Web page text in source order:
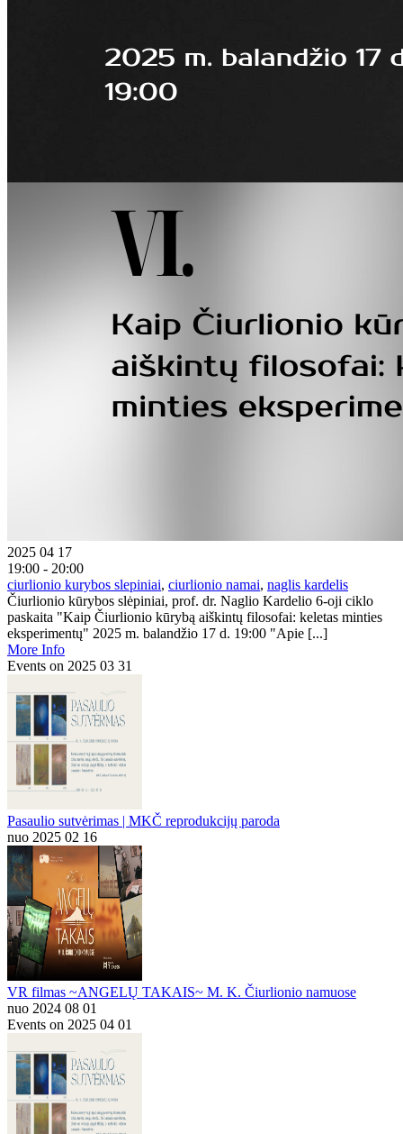
2025 04 17
19:00 - 20:00
ciurlionio kurybos slepiniai, ciurlionio namai, naglis kardelis
Čiurlionio kūrybos slėpiniai, prof. dr. Naglio Kardelio 6-oji ciklo
paskaita "Kaip Čiurlionio kūrybą aiškintų filosofai: keletas minties
eksperimentų" 2025 m. balandžio 17 d. 19:00 "Apie [...]
More Info
Events on 2025 03 31
Pasaulio sutvėrimas | MKČ reprodukcijų paroda
nuo 2025 02 16
VR filmas ~ANGELŲ TAKAIS~ M. K. Čiurlionio namuose
nuo 2024 08 01
Events on 2025 04 01